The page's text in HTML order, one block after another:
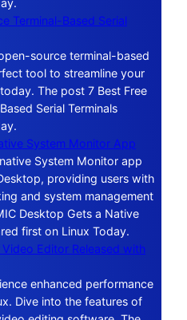
Terminal-Based Serial
source terminal-based
tool to streamline your
The post 7 Best Free
Serial Terminals
System Monitor App
System Monitor app
providing users with
and system management
Desktop Gets a Native
first on Linux Today.
Editor Released with
enhanced performance
Dive into the features of